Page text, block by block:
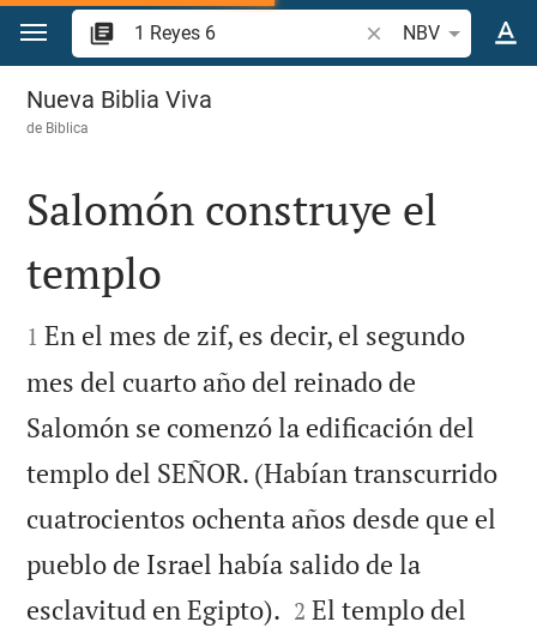
Ir a un contenido
Buscar versículo
NBV
1 Reyes 6
Nueva Biblia Viva
de Biblica

Salomón construye el
templo

1 En el mes de zif, es decir, el segundo
mes del cuarto año del reinado de
Salomón se comenzó la edificación del
templo del SEÑOR. (Habían transcurrido
cuatrocientos ochenta años desde que el
pueblo de Israel había salido de la
esclavitud en Egipto). 

2 El templo del